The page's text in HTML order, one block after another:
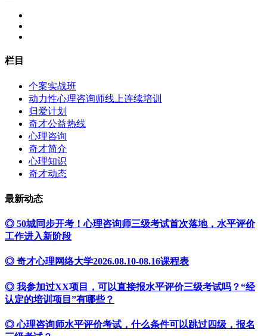
栏目
个案实战班
动力性心理咨询师线上连续培训
归爱计划
奇才公益热线
心理咨询
奇才简介
心理知识
奇才动态
最新动态
◎ 50城同步开考！心理咨询师三级考试首次落地，水平评价
工作进入新阶段
◎ 奇才心理网络大学2026.08.10-08.16课程表
◎ 我参加过XX项目，可以直接报水平评价三级考试吗？“经
认定的培训项目”有哪些？
◎ 心理咨询师水平评价考试，什么条件可以跳过四级，报名